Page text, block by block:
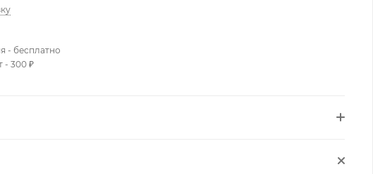
- бесплатно
- 300 ₽